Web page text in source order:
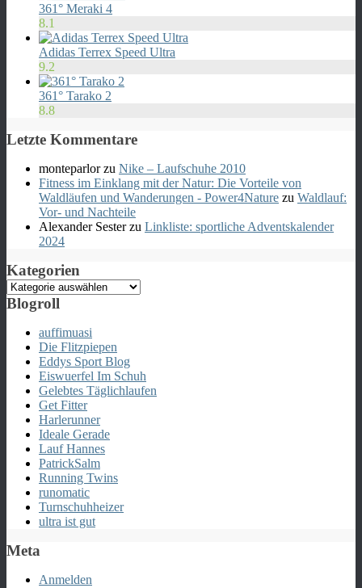
361° Meraki 4
8.1
Adidas Terrex Speed Ultra
9.2
361° Tarako 2
8.8
Letzte Kommentare
monteparlorzu Nike – Laufschuhe 2010
Fitness im Einklang mit der Natur: Die Vorteile von
Waldläufen und Wanderungen - Power4Nature zu Waldlauf:
Vor- und Nachteile
Alexander Sesterzu Linkliste: sportliche Adventskalender
2024
Kategorien
Kategorien
Blogroll
auffimuasi
Die Flitzpiepen
Eddys Sport Blog
Eiswuerfel Im Schuh
Gelebtes Täglichlaufen
Get Fitter
Harlerunner
Ideale Gerade
Lauf Hannes
PatrickSalm
Running Twins
runomatic
Turnschuhheizer
ultra ist gut
Meta
Anmelden